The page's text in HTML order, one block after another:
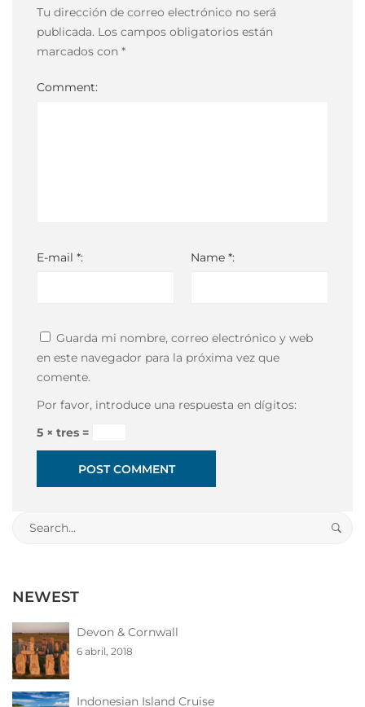
03:00
Tu dirección de correo electrónico no será
publicada. Los campos obligatorios están
marcados con *
Comment:
E-mail *: Name *:
Guarda mi nombre, correo electrónico y web
en este navegador para la próxima vez que
comente.
Por favor, introduce una respuesta en dígitos:
5 × tres =
Search
NEWEST
Devon & Cornwall
6 abril, 2018
Indonesian Island Cruise